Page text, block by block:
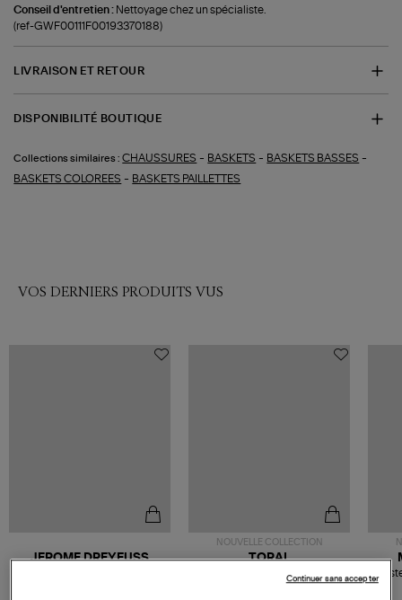
Conseil d'entretien : Nettoyage chez un spécialiste.
(ref-GWF00111F00193370188)
LIVRAISON ET RETOUR
DISPONIBILITÉ BOUTIQUE
Collections similaires : CHAUSSURES - BASKETS - BASKETS BASSES -
BASKETS COLOREES - BASKETS PAILLETTES
VOS DERNIERS PRODUITS VUS
JEROME DREYFUSS
NOUVELLE COLLECTION
TORAL
Mocassins Killian Sport
Mousse
Continuer sans accepter